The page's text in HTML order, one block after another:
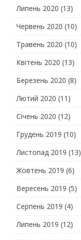
Липень 2020 (13)
Червень 2020 (10)
Травень 2020 (10)
Квітень 2020 (13)
Березень 2020 (8)
Лютий 2020 (11)
Січень 2020 (12)
Грудень 2019 (10)
Листопад 2019 (13)
Жовтень 2019 (6)
Вересень 2019 (5)
Серпень 2019 (4)
Липень 2019 (12)